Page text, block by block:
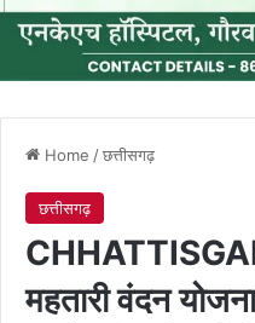
Home /छत्तीसगढ़
छत्तीसगढ़
महतारी वंदन